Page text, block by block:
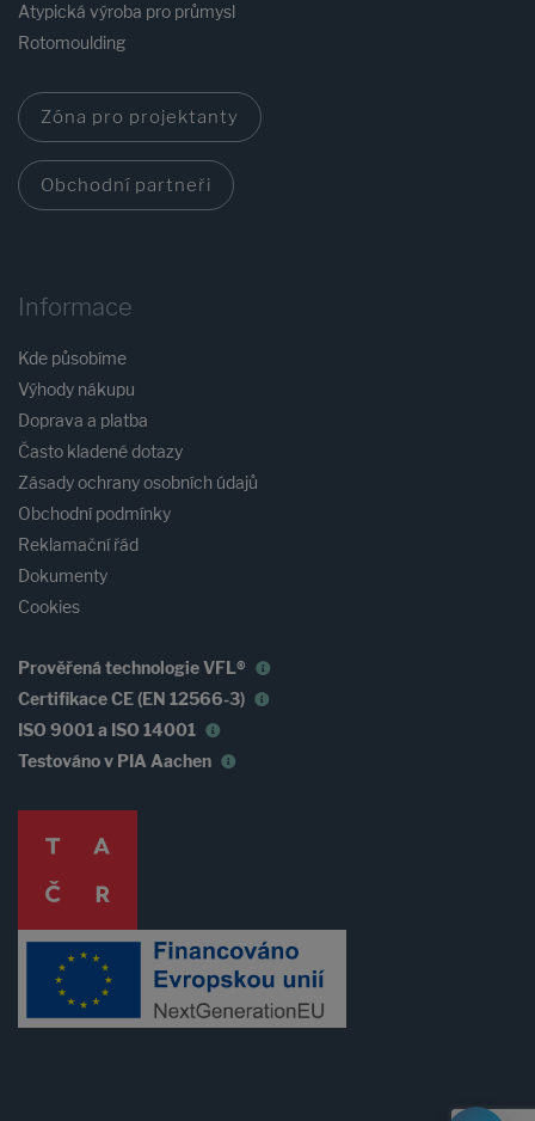
Atypická výroba pro průmysl
Rotomoulding
Zóna pro projektanty
Obchodní partneři
Informace
Kde působíme
Výhody nákupu
Doprava a platba
Často kladené dotazy
Zásady ochrany osobních údajů
Obchodní podmínky
Reklamační řád
Dokumenty
Cookies
Prověřená technologie VFL®
Certifikace CE (EN 12566-3)
ISO 9001 a ISO 14001
Testováno v PIA Aachen